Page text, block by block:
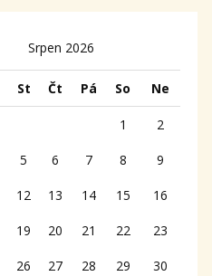
Srpen 2026
St Čt Pá So Ne
1 2
5 6 7 8 9
12 13 14 15 16
19 20 21 22 23
26 27 28 29 30